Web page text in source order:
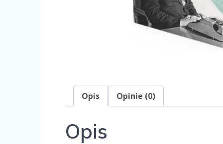
Opis Opinie (0)
Opis